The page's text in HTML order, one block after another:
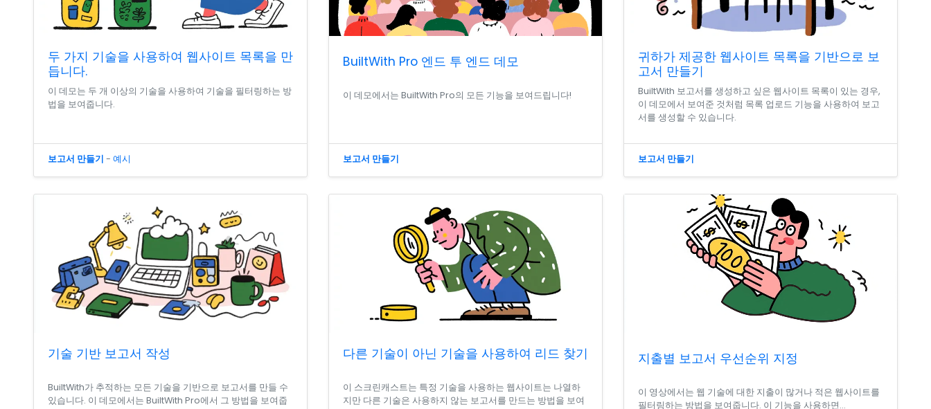
두 가지 기술을 사용하여 웹사이트 목록을 만
듭니다.
이 데모는 두 개 이상의 기술을 사용하여 기술을 필터링하는 방
법을 보여줍니다.
보고서 만들기 - 예시
BuiltWith Pro 엔드 투 엔드 데모
이 데모에서는 BuiltWith Pro의 모든 기능을 보여드립니다!
보고서 만들기
귀하가 제공한 웹사이트 목록을 기반으로 보
고서 만들기
BuiltWith 보고서를 생성하고 싶은 웹사이트 목록이 있는 경우,
이 데모에서 보여준 것처럼 목록 업로드 기능을 사용하여 보고
서를 생성할 수 있습니다.
보고서 만들기
기술 기반 보고서 작성
BuiltWith가 추적하는 모든 기술을 기반으로 보고서를 만들 수
있습니다. 이 데모에서는 BuiltWith Pro에서 그 방법을 보여줍
다른 기술이 아닌 기술을 사용하여 리드 찾기
이 스크린캐스트는 특정 기술을 사용하는 웹사이트는 나열하
지만 다른 기술은 사용하지 않는 보고서를 만드는 방법을 보여
지출별 보고서 우선순위 지정
이 영상에서는 웹 기술에 대한 지출이 많거나 적은 웹사이트를
필터링하는 방법을 보여줍니다. 이 기능을 사용하면...